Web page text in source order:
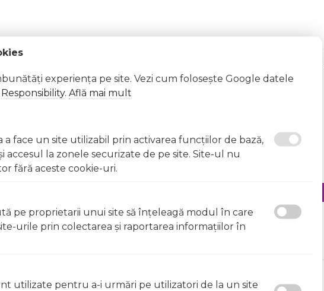
care informațiile prezentate pot fi diferite față de cele ale produsului comandat pot fi
În cazul apariției unor diferențe, prevalează informația de pe etichetele produsului fizic.
3-sa26 a fost efectuată la data de 29.01.2026
experiența pe site. Vezi cum folosește Google datele
. Află mai mult
a face un site utilizabil prin activarea funcţiilor de bază,
accesul la zonele securizate de pe site. Site-ul nu
fără aceste cookie-uri.
pe proprietarii unui site să înţeleagă modul în care
urile prin colectarea şi raportarea informaţiilor în
utilizate pentru a-i urmări pe utilizatori de la un site